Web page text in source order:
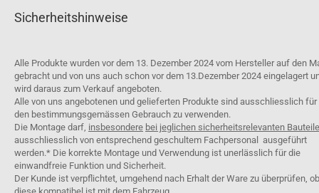
Sicherheitshinweise
Alle Produkte wurden vor dem 13. Dezember 2024 vom Hersteller auf den
gebracht und von uns auch schon vor dem 13.Dezember 2024 eingelagert
wird daraus zum Verkauf angeboten.
Alle von uns angebotenen und gelieferten Produkte sind ausschliesslich für
den bestimmungsgemässen Gebrauch zu verwenden.
Die Montage darf, insbesondere bei jeglichen sicherheitsrelevanten
ausschliesslich von entsprechend geschultem Fachpersonal ausgeführt
werden.* Die korrekte Montage und Verwendung ist unerlässlich für die
einwandfreie Funktion und Sicherheit.
Der Kunde ist verpflichtet, umgehend nach Erhalt der Ware zu überprüfen, ob